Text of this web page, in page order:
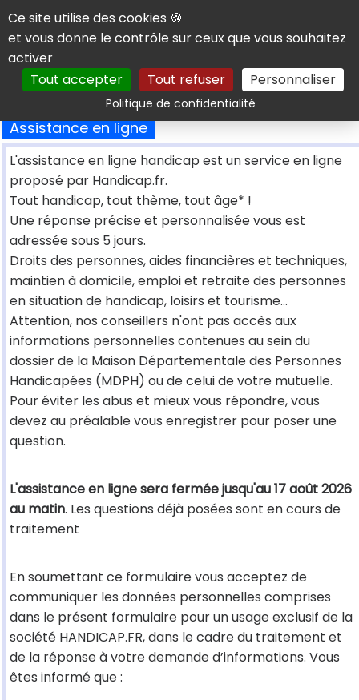
Panneau de gestion des cookies
Ce site utilise des cookies 🍪
et vous donne le contrôle sur ceux que vous souhaitez
activer
Tout accepter
Tout refuser Personnaliser
Politique de confidentialitéRechercher
Assistance en ligne
L'assistance en ligne handicap est un service en ligne
proposé par Handicap.fr.
Tout handicap, tout thème, tout âge* !
Une réponse précise et personnalisée vous est
adressée sous 5 jours.
Droits des personnes, aides financières et techniques,
maintien à domicile, emploi et retraite des personnes
en situation de handicap, loisirs et tourisme...
Attention, nos conseillers n'ont pas accès aux
informations personnelles contenues au sein du
dossier de la Maison Départementale des Personnes
Handicapées (MDPH) ou de celui de votre mutuelle.
Pour éviter les abus et mieux vous répondre, vous
devez au préalable vous enregistrer pour poser une
question.
L'assistance en ligne sera fermée jusqu'au 17 août 2026
au matin. Les questions déjà posées sont en cours de
traitement
En soumettant ce formulaire vous acceptez de
communiquer les données personnelles comprises
dans le présent formulaire pour un usage exclusif de la
société HANDICAP.FR, dans le cadre du traitement et
de la réponse à votre demande d’informations. Vous
êtes informé que :